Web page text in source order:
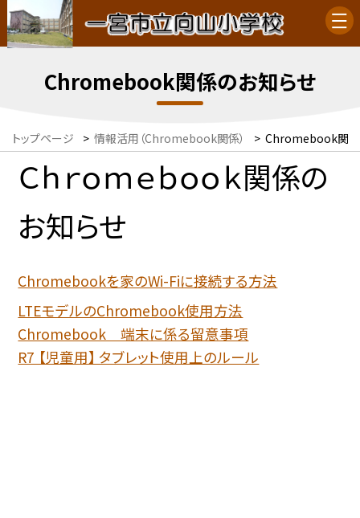
Chromebook関係のお知らせ
トップページ > 情報活用（Chromebook関係） > Chromebook関係
Ｃｈｒｏｍｅｂｏｏｋ関係の
お知らせ
Chromebookを家のWi-Fiに接続する方法
LTEモデルのChromebook使用方法
Chromebook 端末に係る留意事項
R7 【児童用】 タブレット使用上のルール